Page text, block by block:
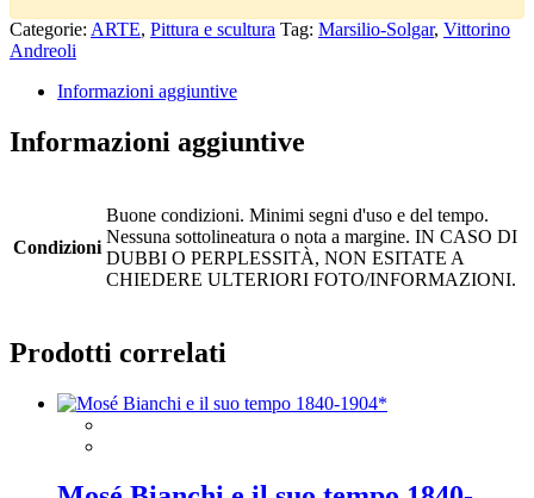
Categorie: ARTE, Pittura e scultura Tag: Marsilio-Solgar, Vittorino
Andreoli
Informazioni aggiuntive
Informazioni aggiuntive
Condizioni
Buone condizioni. Minimi segni d'uso e del tempo.
Nessuna sottolineatura o nota a margine. IN CASO DI
DUBBI O PERPLESSITÀ, NON ESITATE A
CHIEDERE ULTERIORI FOTO/INFORMAZIONI.
Prodotti correlati